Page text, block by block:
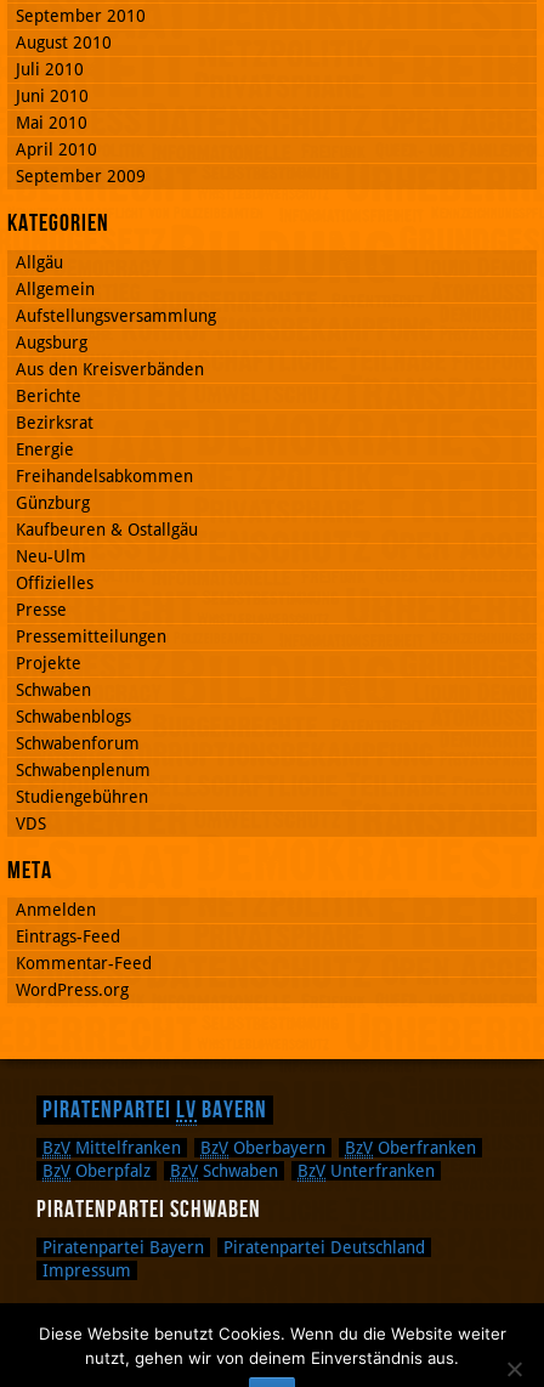
September 2010
August 2010
Juli 2010
Juni 2010
Mai 2010
April 2010
September 2009
Kategorien
Allgäu
Allgemein
Aufstellungsversammlung
Augsburg
Aus den Kreisverbänden
Berichte
Bezirksrat
Energie
Freihandelsabkommen
Günzburg
Kaufbeuren & Ostallgäu
Neu-Ulm
Offizielles
Presse
Pressemitteilungen
Projekte
Schwaben
Schwabenblogs
Schwabenforum
Schwabenplenum
Studiengebühren
VDS
Meta
Anmelden
Eintrags-Feed
Kommentar-Feed
WordPress.org
Piratenpartei LV Bayern
BzV Mittelfranken BzV Oberbayern BzV Oberfranken
BzV Oberpfalz BzV Schwaben BzV Unterfranken
Piratenpartei Schwaben
Piratenpartei Bayern
Piratenpartei Deutschland
Impressum
Zurück nach oben.
Zurück zum Anfang des Textes.
Diese Website benutzt Cookies. Wenn du die Website weiter
nutzt, gehen wir von deinem Einverständnis aus.